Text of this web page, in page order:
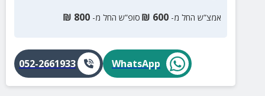
אמצ”ש החל מ- 600
₪ סופ”ש החל מ- 800
₪
WhatsApp
052-2661933